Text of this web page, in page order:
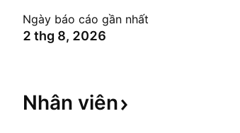
Ngày báo cáo gần nhất
2 thg 8, 2026
Nhân viên